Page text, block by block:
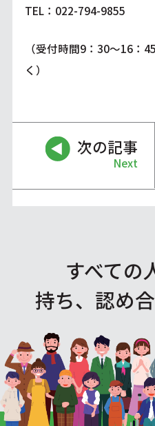
TEL：022-794-9855
（受付時間9：30～16：
く）
次の記事
Next
すべての
持ち、認め